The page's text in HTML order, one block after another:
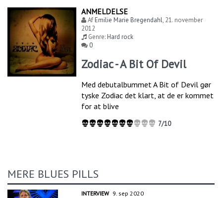
ANMELDELSE
AfEmilie Marie Bregendahl, 21. november
2012
Genre:Hard rock
0
Zodiac - A Bit Of Devil
Med debutalbummet A Bit of Devil gør
tyske Zodiac det klart, at de er kommet
for at blive
7/10
MERE BLUES PILLS
INTERVIEW 9. sep 2020